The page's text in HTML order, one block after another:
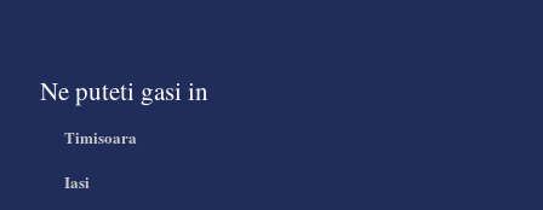
Ne puteti gasi in
Timisoara
Iasi